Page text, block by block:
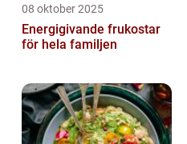
08 oktober 2025
Energigivande frukostar
för hela familjen